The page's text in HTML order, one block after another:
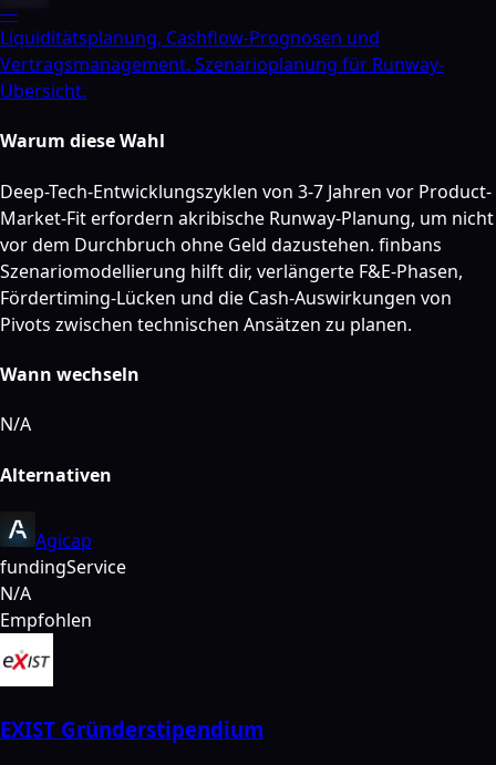
—
Liquiditätsplanung, Cashflow-Prognosen und
Vertragsmanagement. Szenarioplanung für Runway-
Übersicht.
Warum diese Wahl
Deep-Tech-Entwicklungszyklen von 3-7 Jahren vor Product-
Market-Fit erfordern akribische Runway-Planung, um nicht
vor dem Durchbruch ohne Geld dazustehen. finbans
Szenariomodellierung hilft dir, verlängerte F&E-Phasen,
Fördertiming-Lücken und die Cash-Auswirkungen von
Pivots zwischen technischen Ansätzen zu planen.
Wann wechseln
N/A
Alternativen
Agicap
fundingService
N/A
Empfohlen
EXIST Gründerstipendium